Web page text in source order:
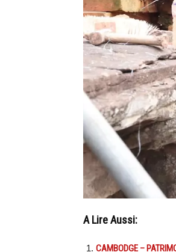
A Lire Aussi:
CAMBODGE –